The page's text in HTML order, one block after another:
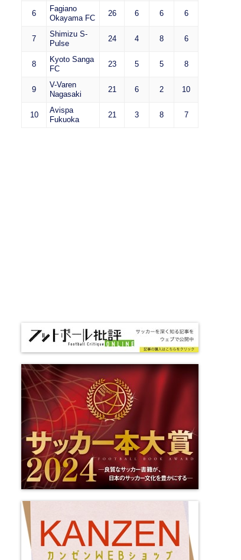
6
Fagiano
Okayama FC
26 6 6 6
7
Shimizu S-
Pulse
24 4 8 6
8
Kyoto Sanga
FC
23 5 5 8
9
V-Varen
Nagasaki
21 6 2 10
10
Avispa
Fukuoka
21 3 8 7